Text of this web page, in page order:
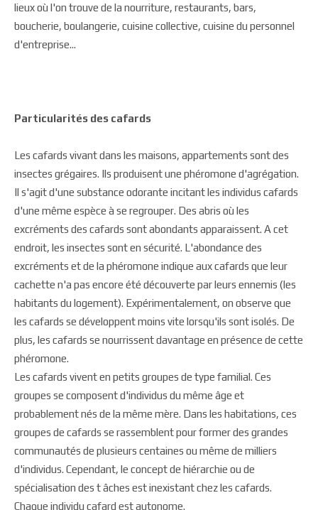
lieux où l'on trouve de la nourriture, restaurants, bars,
boucherie, boulangerie, cuisine collective, cuisine du personnel
d'entreprise...
Particularités des cafards
Les cafards vivant dans les maisons, appartements sont des
insectes grégaires. Ils produisent une phéromone d'agrégation.
Il s'agit d'une substance odorante incitant les individus cafards
d'une même espèce à se regrouper. Des abris où les
excréments des cafards sont abondants apparaissent. A cet
endroit, les insectes sont en sécurité. L'abondance des
excréments et de la phéromone indique aux cafards que leur
cachette n'a pas encore été découverte par leurs ennemis (les
habitants du logement). Expérimentalement, on observe que
les cafards se développent moins vite lorsqu'ils sont isolés. De
plus, les cafards se nourrissent davantage en présence de cette
phéromone.
Les cafards vivent en petits groupes de type familial. Ces
groupes se composent d'individus du même âge et
probablement nés de la même mère. Dans les habitations, ces
groupes de cafards se rassemblent pour former des grandes
communautés de plusieurs centaines ou même de milliers
d'individus. Cependant, le concept de hiérarchie ou de
spécialisation des t âches est inexistant chez les cafards.
Chaque individu cafard est autonome.